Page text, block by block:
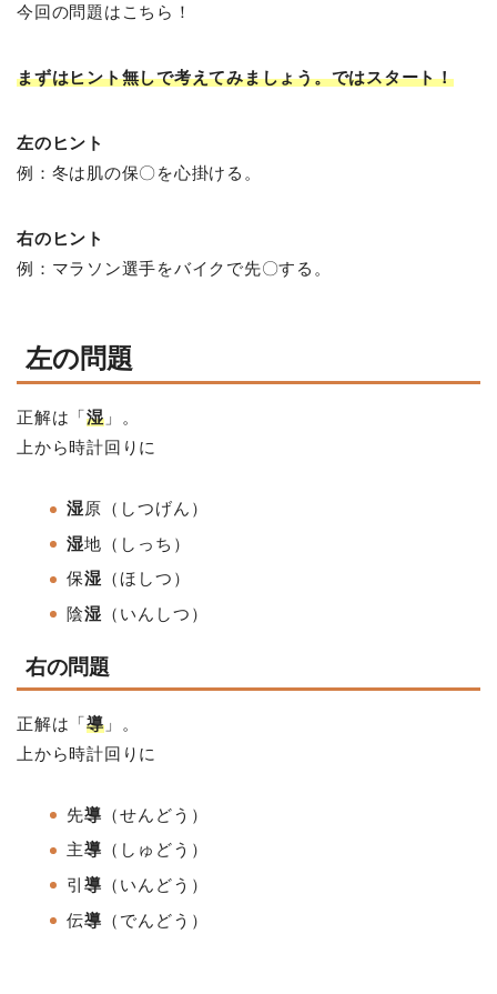
今回の問題はこちら！
まずはヒント無しで考えてみましょう。ではスタート！
左のヒント
例：冬は肌の保〇を心掛ける。
右のヒント
例：マラソン選手をバイクで先〇する。
左の問題
正解は「湿」。
上から時計回りに
湿原（しつげん）
湿地 （しっち）
保湿 （ほしつ）
陰湿 （いんしつ）
右の問題
正解は「導」。
上から時計回りに
先導 （せんどう）
主導 （しゅどう）
引 導 （いんどう ）
伝導 （でんどう）